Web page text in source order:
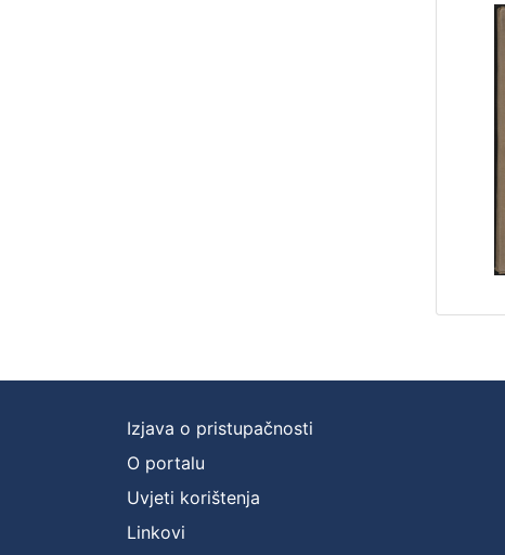
Izjava o pristupačnosti
O portalu
Uvjeti korištenja
Linkovi